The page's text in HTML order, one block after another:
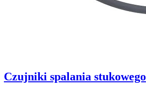
Czujniki spalania stukowego